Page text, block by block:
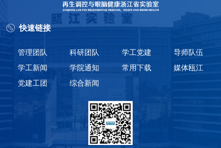
快速链接
管理团队 科研团队 学工党建
导师队伍
学工新闻
学院通知 常用下载
媒体瓯江
党建工团
综合新闻